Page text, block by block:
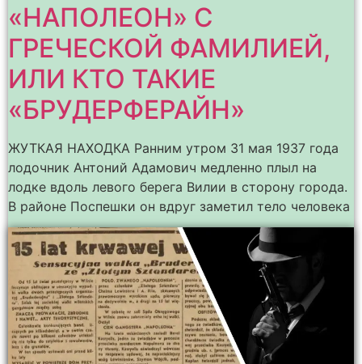
«НАПОЛЕОН» С
ГРЕЧЕСКОЙ ФАМИЛИЕЙ,
ИЛИ КТО ТАКИЕ
«БРУДЕРФЕРАЙН»
ЖУТКАЯ НАХОДКА Ранним утром 31 мая 1937 года
лодочник Антоний Адамович медленно плыл на
лодке вдоль левого берега Вилии в сторону города.
В районе Поспешки он вдруг заметил тело человека